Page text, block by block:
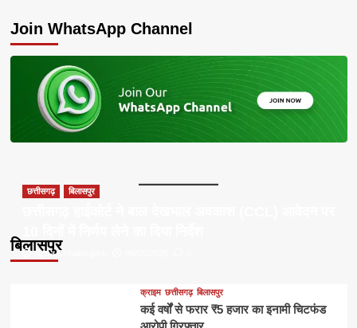
Join WhatsApp Channel
बिलासपुर
छत्तीसगढ़ बिलासपुर
Apna Chhattisgarh
क्राइम छत्तीसगढ़ बिलासपुर
कई वर्षों से फरार ₹5 हजार का इनामी चिटफंड